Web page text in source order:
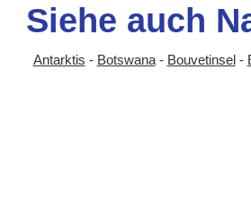
Siehe auch
Antarktis - Botswana- Bouvetinsel -